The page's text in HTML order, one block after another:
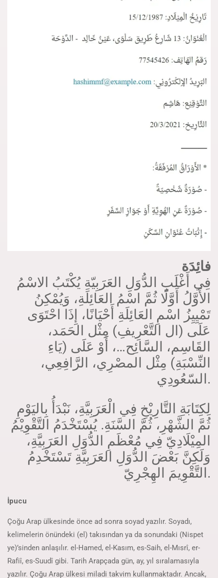
فائِدَة
فِي أَغْلَبِ الدُّوَلِ العَرَبِيّةِ يُكْتَبُ الاسْمُ
الأَوَّلُ أَوَّلًا ثُمَّ اسْمُ العَائِلَةِ، وَيُمْكِنُ
تَمْيِيِزُ اسْمِ العَائِلَةِ أَحْيَانًا، إِذَا احْتَوَى
عَلَى (ال التَّعْرِيفِ) مِثْل الحَمَد،
القَاسِم، السَّائِح…، أَوْ عَلَى (يَاءِ
النِّسْبَةِ) مِثْل المصْرِي، الرَّافِعِي،
السّعُودِي.
لِكِتَابَةِ التَّارِيْخِ فِي الْعَرَبِيَّةِ، نَبْدَأُ بِاليَوْمِ
ثُمَّ الشَّهْرِ، ثُمَّ السَّنَةِ. يُسْتَخْدَمُ التَّقْوِيْمُ
المِيْلَادِيّ فِي مُعْظَمِ الدُّوَلِ العَرَبِيَّةِ،
وَلَكِنَّ بَعْضَ الدُّوَلِ العَرَبِيَّةِ تَسْتَخْدِمُ
التَّقْوِيمَ الهِجْرِيّ.
İpucu
Çoğu Arap ülkesinde önce ad sonra soyad yazılır. Soyadı,
kelimelerin önündeki (el) takısından ya da sonundaki (Nispet
ye)’sinden anlaşılır. el-Hamed, el-Kasım, es-Saih, el-Mısrî, er-
Rafiî, es-Suudî gibi. Tarih Arapçada gün, ay, yıl sıralamasıyla
yazılır. Çoğu Arap ülkesi miladi takvim kullanmaktadır. Ancak,